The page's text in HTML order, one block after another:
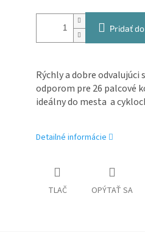
Pridať
Rýchly a dobre odvalujúci
odporom pre 26 palcové
ideálny do mesta a
Detailné informácie
TLAČ OPÝTAŤ SA